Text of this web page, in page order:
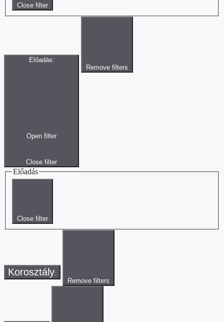
Close filter
Előadás:
Open filter
Close filter
Remove filters
Előadás
Close filter
Korosztály:
Remove filters